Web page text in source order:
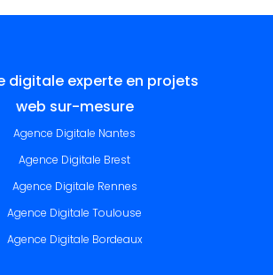
digitale experte en projets
web sur-mesure
Agence Digitale Nantes
Agence Digitale Brest
Agence Digitale Rennes
Agence Digitale Toulouse
Agence Digitale Bordeaux